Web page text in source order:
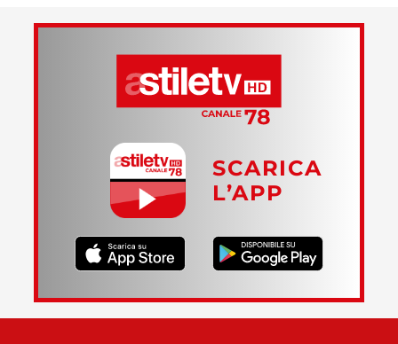
SCARICA
L’APP